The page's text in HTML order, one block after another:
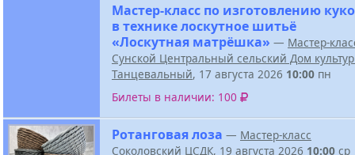
Мастер-класс по изготовлению
в технике лоскутное шитьё
«Лоскутная матрёшка» — Мастер-
Сунской Центральный сельский Дом
Танцевальный, 17 августа 2026 10:00 пн
Билеты в наличии: 100
Ротанговая лоза — Мастер-класс
Соколовский ЦСДК, 19 августа 2026 10:00 ср